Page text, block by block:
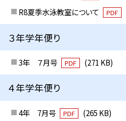
R8夏季水泳教室について
PDF
３年学年便り
3年 ７月号 PDF (271 KB)
４年学年便り
4年 7月号 PDF (265 KB)